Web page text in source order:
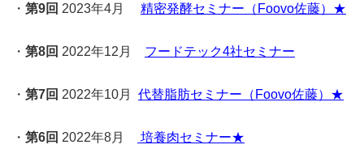
・ 第9回 2023年4月 精密発酵セミナー（Foovo佐藤） ★
・ 第8回 2022年12月 フードテック4社セミナー
・ 第7回 2022年10月 代替脂肪セミナー（Foovo佐藤） ★
・ 第6回 2022年8月 培養肉セミナー★